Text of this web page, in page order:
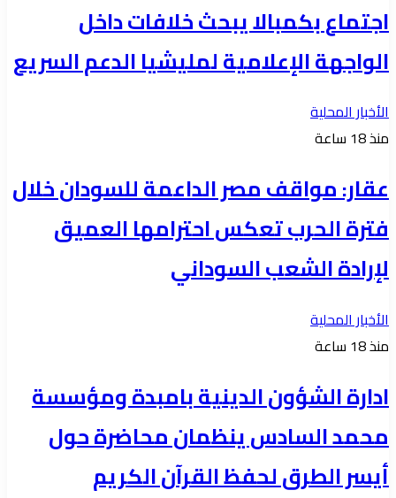
اجتماع بكمبالا يبحث خلافات داخل
الواجهة الإعلامية لمليشيا الدعم السريع
الأخبار المحلية
منذ 18 ساعة
عقار: مواقف مصر الداعمة للسودان خلال
فترة الحرب تعكس احترامها العميق
لإرادة الشعب السوداني
الأخبار المحلية
منذ 18 ساعة
ادارة الشؤون الدينية بامبدة ومؤسسة
محمد السادس ينظمان محاضرة حول
أيسر الطرق لحفظ القرآن الكريم